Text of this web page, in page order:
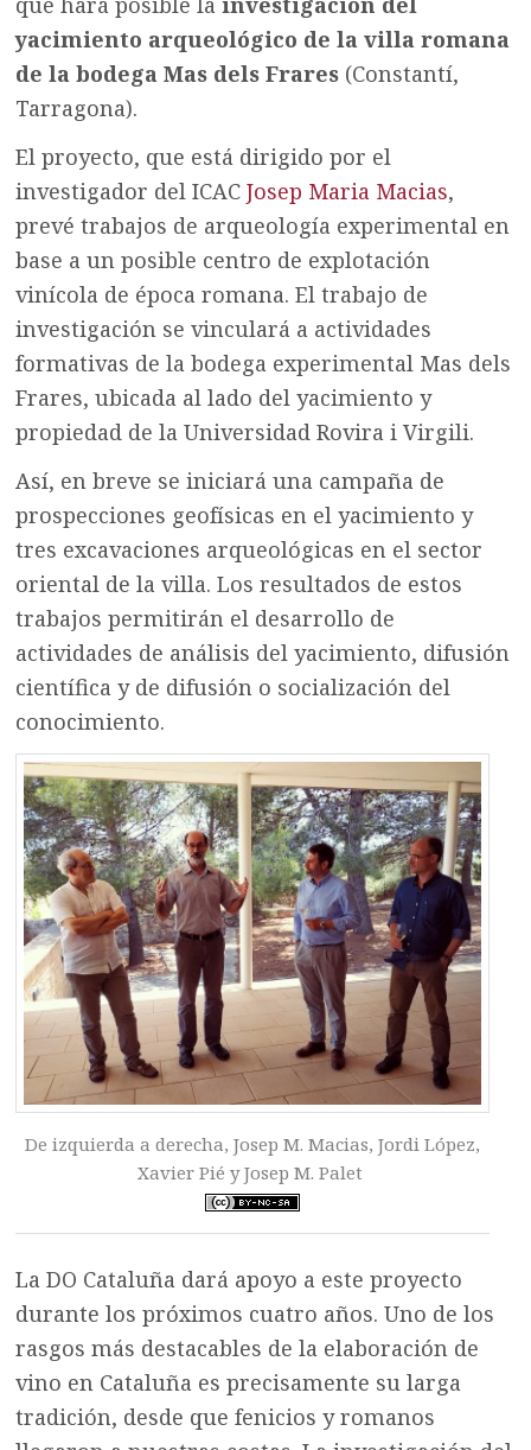
yacimiento arqueológico de la villa romana
de la bodega Mas dels Frares (Constantí,
Tarragona).
El proyecto, que está dirigido por el
investigador del ICACJosep Maria Macias,
prevé trabajos de arqueología experimental en
base a un posible centro de explotación
vinícola de época romana. El trabajo de
investigación se vinculará a actividades
formativas de la bodega experimental Mas dels
Frares, ubicada al lado del yacimiento y
propiedad de la Universidad Rovira i Virgili.
Así, en breve se iniciará una campaña de
prospecciones geofísicas en el yacimiento y
tres excavaciones arqueológicas en el sector
oriental de la villa. Los resultados de estos
trabajos permitirán el desarrollo de
actividades de análisis del yacimiento, difusión
científica y de difusión o socialización del
conocimiento.
De izquierda a derecha, Josep M. Macias, Jordi López,
Xavier Pié y Josep M. Palet
La DO Cataluña dará apoyo a este proyecto
durante los próximos cuatro años. Uno de los
rasgos más destacables de la elaboración de
vino en Cataluña es precisamente su larga
tradición, desde que fenicios y romanos